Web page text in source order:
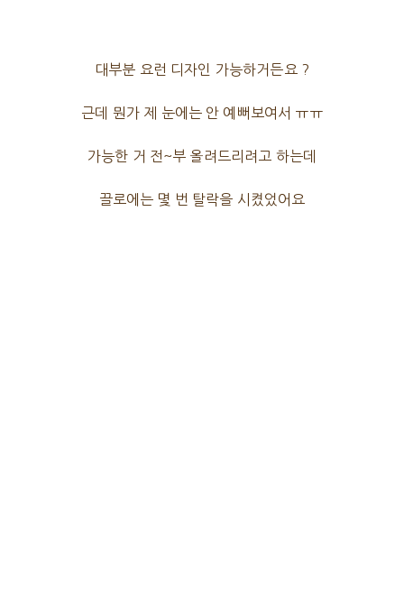
대부분 요런 디자인 가능하거든요 ?
근데 뭔가 제 눈에는 안 예뻐보여서 ㅠㅠ
가능한 거 전~부 올려드리려고 하는데
끌로에는 몇 번 탈락을 시켰었어요